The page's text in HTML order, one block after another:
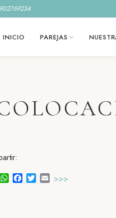
902769234
INICIO PAREJAS
WhatsApp
Facebook
TwitterEmail
>>>